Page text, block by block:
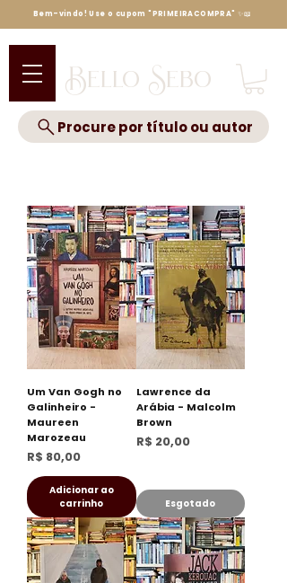
Bello Sebo
Procure por título ou autor
Bem-vindo! Use o cupom "PRIMEIRACOMPRA" ✨📖
Um Van Gogh no
Galinheiro -
Maureen
Marozeau
Preço
R$ 80,00
Adicionar ao
carrinho
Lawrence da
Arábia - Malcolm
Brown
Preço
R$ 20,00
Esgotado